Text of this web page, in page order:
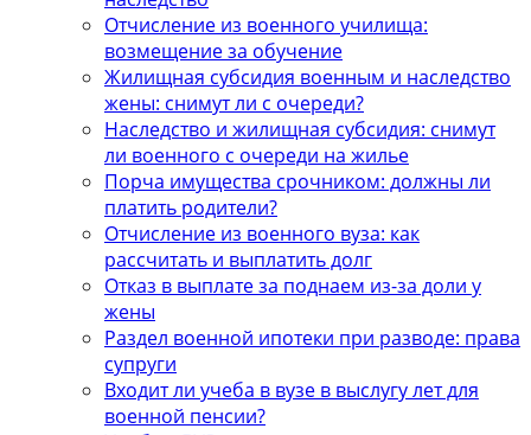
Отчисление из военного училища:
возмещение за обучение
Жилищная субсидия военным и наследство
жены: снимут ли с очереди?
Наследство и жилищная субсидия: снимут
ли военного с очереди на жилье
Порча имущества срочником: должны ли
платить родители?
Отчисление из военного вуза: как
рассчитать и выплатить долг
Отказ в выплате за поднаем из-за доли у
жены
Раздел военной ипотеки при разводе: права
супруги
Входит ли учеба в вузе в выслугу лет для
военной пенсии?